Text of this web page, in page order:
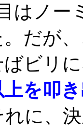
はノ
だが
ビリ
上を叩
に、